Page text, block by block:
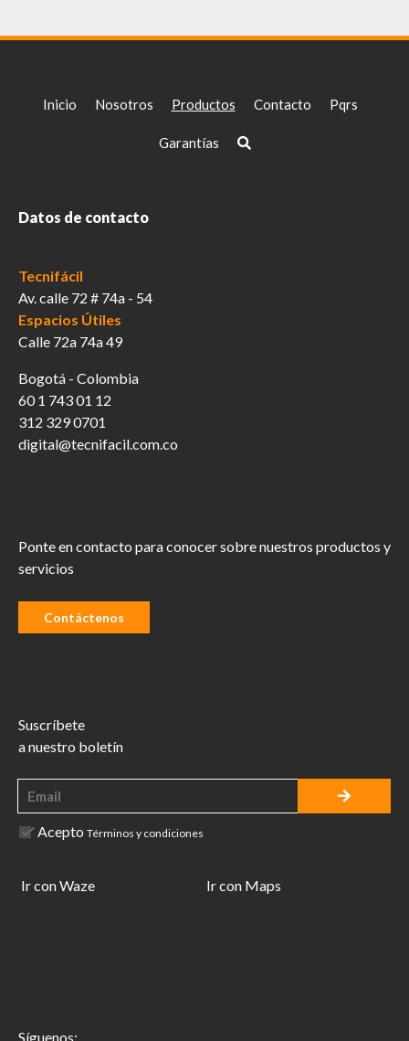
Inicio Nosotros Productos Contacto Pqrs
Garantías
Datos de contacto
Tecnifácil
Av. calle 72 # 74a - 54
Espacios Útiles
Calle 72a 74a 49
Bogotá - Colombia
60 1 743 01 12
312 329 0701
digital@tecnifacil.com.co
Ponte en contacto para conocer sobre nuestros productos y
servicios
Contáctenos
Suscríbete
a nuestro boletín
Acepto Términos y condiciones
Ir con Waze Ir con Maps
Síguenos: